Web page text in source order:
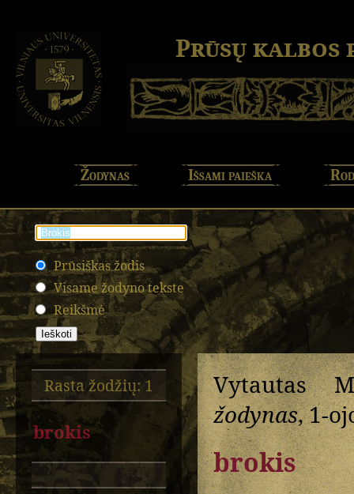
Prūsų kalbos
Žodynas Išsami paieška
Prūsiškas žodis
Visame žodyno tekste
Reikšmė
Rasta žodžių: 1
brokis
Vytautas
žodynas, 1-
brokis